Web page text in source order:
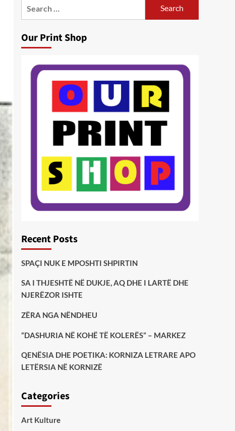
Our Print Shop
Recent Posts
SPAÇI NUK E MPOSHTI SHPIRTIN
SA I THJESHTË NË DUKJE, AQ DHE I LARTË DHE
NJERËZOR ISHTE
ZËRA NGA NËNDHEU
“DASHURIA NË KOHË TË KOLERËS” – MARKEZ
QENËSIA DHE POETIKA: KORNIZA LETRARE APO
LETËRSIA NË KORNIZË
Categories
Art Kulture